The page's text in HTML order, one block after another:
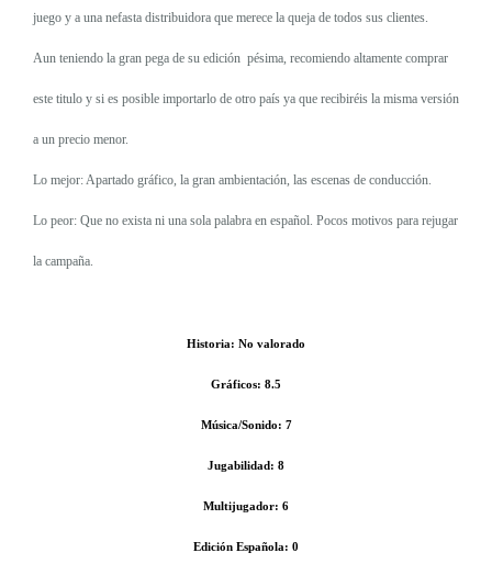
juego y a una nefasta distribuidora que merece la queja de todos sus clientes.
Aun teniendo la gran pega de su edición pésima, recomiendo altamente comprar
este titulo y si es posible importarlo de otro país ya que recibiréis la misma versión
a un precio menor.
Lo mejor: Apartado gráfico, la gran ambientación, las escenas de conducción.
Lo peor: Que no exista ni una sola palabra en español. Pocos motivos para rejugar
la campaña.
Historia: No valorado
Gráficos: 8.5
Música/Sonido: 7
Jugabilidad: 8
Multijugador: 6
Edición Española: 0